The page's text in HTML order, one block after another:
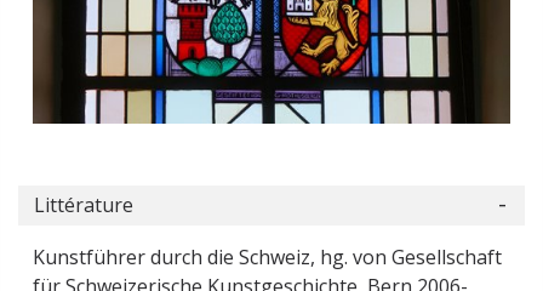
Littérature
Kunstführer durch die Schweiz, hg. von Gesellschaft
für Schweizerische Kunstgeschichte, Bern 2006-